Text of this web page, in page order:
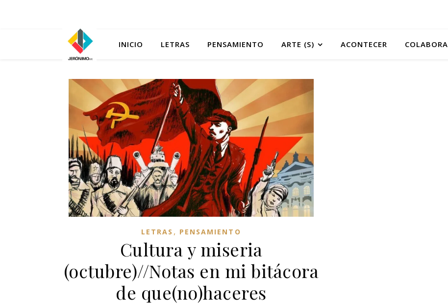
INICIO LETRAS PENSAMIENTO ARTE (S) ACONTECER COLABORA
LETRAS , PENSAMIENTO
Cultura y miseria
(octubre)//Notas en mi bitácora
de que(no)haceres